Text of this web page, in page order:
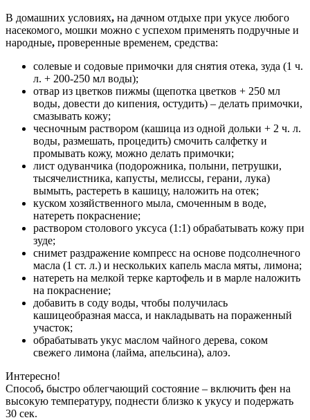
В домашних условиях, на дачном отдыхе при укусе любого
насекомого, мошки можно с успехом применять подручные и
народные, проверенные временем, средства:
солевые и содовые примочки для снятия отека, зуда (1 ч.
л. + 200-250 мл воды);
отвар из цветков пижмы (щепотка цветков + 250 мл
воды, довести до кипения, остудить) – делать примочки,
смазывать кожу;
чесночным раствором (кашица из одной дольки + 2 ч. л.
воды, размешать, процедить) смочить салфетку и
промывать кожу, можно делать примочки;
лист одуванчика (подорожника, полыни, петрушки,
тысячелистника, капусты, мелиссы, герани, лука)
вымыть, растереть в кашицу, наложить на отек;
куском хозяйственного мыла, смоченным в воде,
натереть покраснение;
раствором столового уксуса (1:1) обрабатывать кожу при
зуде;
снимет раздражение компресс на основе подсолнечного
масла (1 ст. л.) и нескольких капель масла мяты, лимона;
натереть на мелкой терке картофель и в марле наложить
на покраснение;
добавить в соду воды, чтобы получилась
кашицеобразная масса, и накладывать на пораженный
участок;
обрабатывать укус маслом чайного дерева, соком
свежего лимона (лайма, апельсина), алоэ.
Интересно!
Способ, быстро облегчающий состояние – включить фен на
высокую температуру, поднести близко к укусу и подержать
30 сек.